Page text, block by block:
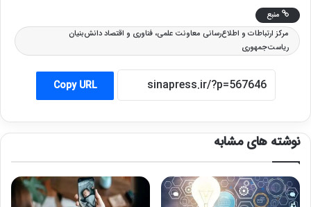
منبع
مرکز ارتباطات و اطلاع‌رسانی معاونت علمی، فناوری و اقتصاد دانش‌بنیان
ریاست‌جمهوری
Copy URL
نوشته های مشابه